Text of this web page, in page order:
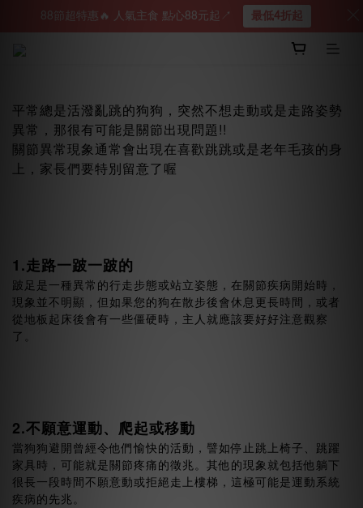
平常總是活潑亂跳的狗狗，突然不想走動或是走路姿勢
異常，那很有可能是關節出現問題!!
關節異常現象通常會出現在喜歡跳跳或是老年毛孩的身
上，家長們要特別留意了喔
1.走路一跛一跛的
跛足是一種異常的行走步態或站立姿態，在關節疾病開始時，
現象並不明顯，但如果您的狗在散步後會休息更長時間，或者
從地板起床後會有一些僵硬時，主人就應該要好好注意觀察
了。
2.不願意運動、爬起或移動
當狗狗避開曾經令他們愉快的活動，譬如停止跳上椅子、跳躍
家具時，可能就是關節疼痛的徵兆。其他的現象就包括他躺下
很長一段時間不願意動或拒絕走上樓梯，這極可能是運動系統
疾病的先兆。
88節超特惠🔥 人氣主食 點心88元起↗︎ 最低4折起